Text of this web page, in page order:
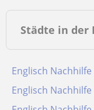
Städte in der
Englisch
Englisch